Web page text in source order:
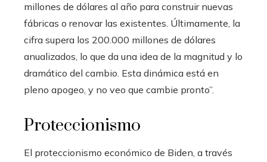
millones de dólares al año para construir nuevas
fábricas o renovar las existentes. Últimamente, la
cifra supera los 200.000 millones de dólares
anualizados, lo que da una idea de la magnitud y lo
dramático del cambio. Esta dinámica está en
pleno apogeo, y no veo que cambie pronto”.
Proteccionismo
El proteccionismo económico de Biden, a través